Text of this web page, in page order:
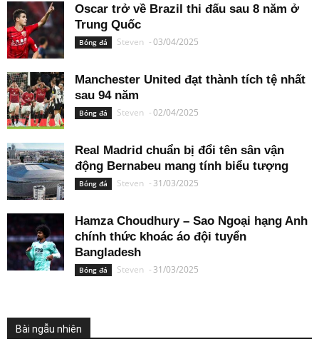
Oscar trở về Brazil thi đấu sau 8 năm ở
Trung Quốc
Bóng đá Steven -03/04/2025
Manchester United đạt thành tích tệ nhất
sau 94 năm
Bóng đá Steven -02/04/2025
Real Madrid chuẩn bị đổi tên sân vận
động Bernabeu mang tính biểu tượng
Bóng đá Steven - 31/03/2025
Hamza Choudhury – Sao Ngoại hạng Anh
chính thức khoác áo đội tuyển
Bangladesh
Bóng đá Steven - 31/03/2025
Bài ngẫu nhiên